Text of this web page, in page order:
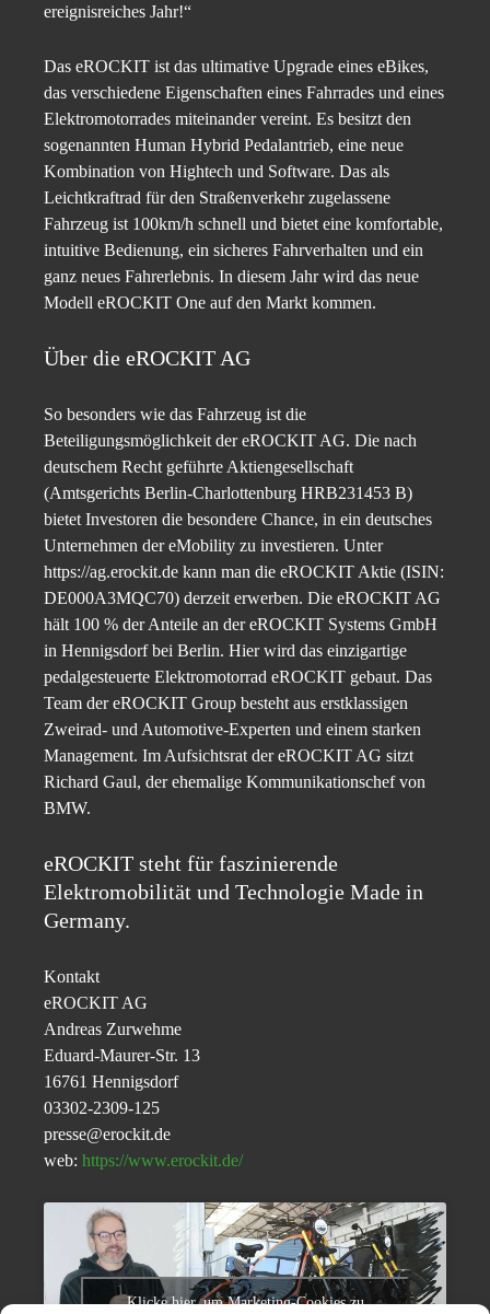
ereignisreiches Jahr!“
Das eROCKIT ist das ultimative Upgrade eines eBikes,
das verschiedene Eigenschaften eines Fahrrades und eines
Elektromotorrades miteinander vereint. Es besitzt den
sogenannten Human Hybrid Pedalantrieb, eine neue
Kombination von Hightech und Software. Das als
Leichtkraftrad für den Straßenverkehr zugelassene
Fahrzeug ist 100km/h schnell und bietet eine komfortable,
intuitive Bedienung, ein sicheres Fahrverhalten und ein
ganz neues Fahrerlebnis. In diesem Jahr wird das neue
Modell eROCKIT One auf den Markt kommen.
Über die eROCKIT AG
So besonders wie das Fahrzeug ist die
Beteiligungsmöglichkeit der eROCKIT AG. Die nach
deutschem Recht geführte Aktiengesellschaft
(Amtsgerichts Berlin-Charlottenburg HRB231453 B)
bietet Investoren die besondere Chance, in ein deutsches
Unternehmen der eMobility zu investieren. Unter
https://ag.erockit.de kann man die eROCKIT Aktie (ISIN:
DE000A3MQC70) derzeit erwerben. Die eROCKIT AG
hält 100 % der Anteile an der eROCKIT Systems GmbH
in Hennigsdorf bei Berlin. Hier wird das einzigartige
pedalgesteuerte Elektromotorrad eROCKIT gebaut. Das
Team der eROCKIT Group besteht aus erstklassigen
Zweirad- und Automotive-Experten und einem starken
Management. Im Aufsichtsrat der eROCKIT AG sitzt
Richard Gaul, der ehemalige Kommunikationschef von
BMW.
eROCKIT steht für faszinierende
Elektromobilität und Technologie Made in
Germany.
Kontakt
eROCKIT AG
Andreas Zurwehme
Eduard-Maurer-Str. 13
16761 Hennigsdorf
03302-2309-125
presse@erockit.de
web: https://www.erockit.de/
Klicke hier, um Marketing-Cookies zu